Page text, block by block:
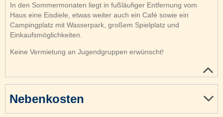
In den Sommermonaten liegt in fußläufiger Entfernung vom
Haus eine Eisdiele, etwas weiter auch ein Café sowie ein
Campingplatz mit Wasserpark, großem Spielplatz und
Einkaufsmöglichkeiten.
Keine Vermietung an Jugendgruppen erwünscht!
Nebenkosten